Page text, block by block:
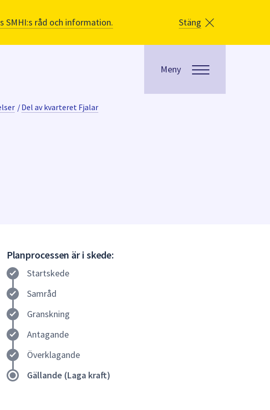
SMHI:s råd och information. Stäng
Meny
/Del av kvarteret Fjalar
Planprocessen är i skede:
Startskede
Samråd
Granskning
Antagande
Överklagande
Gällande (Laga kraft)